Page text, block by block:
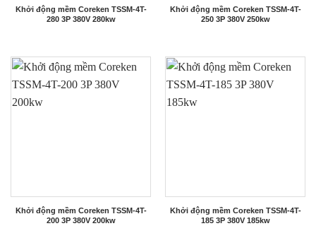
Khởi động mềm Coreken TSSM-4T-
280 3P 380V 280kw
Khởi động mềm Coreken TSSM-4T-
250 3P 380V 250kw
Khởi động mềm Coreken TSSM-4T-
200 3P 380V 200kw
Khởi động mềm Coreken TSSM-4T-
185 3P 380V 185kw